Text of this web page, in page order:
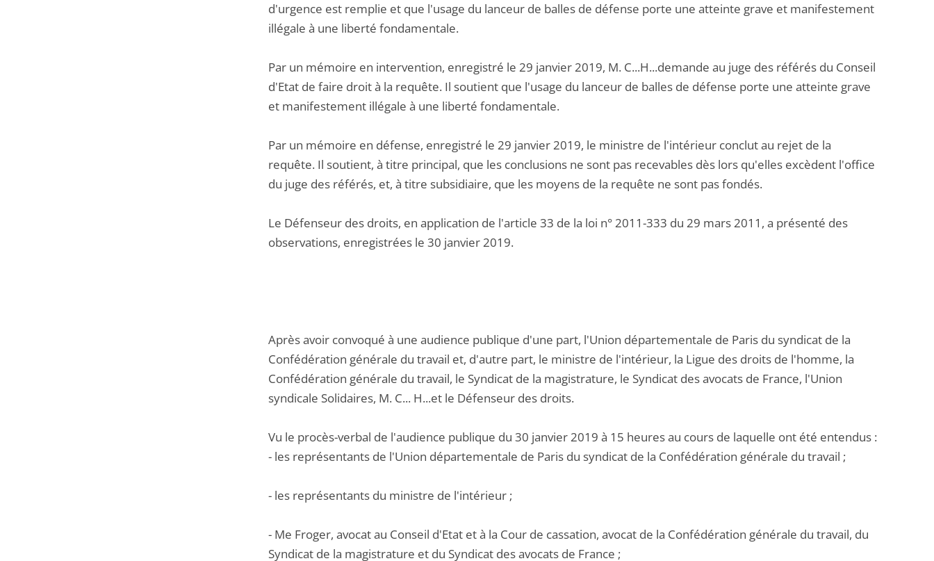
d'urgence est remplie et que l'usage du lanceur de balles de défense porte une atteinte grave et manifestement
illégale à une liberté fondamentale.
Par un mémoire en intervention, enregistré le 29 janvier 2019, M. C...H...demande au juge des référés du Conseil
d'Etat de faire droit à la requête. Il soutient que l'usage du lanceur de balles de défense porte une atteinte grave
et manifestement illégale à une liberté fondamentale.
Par un mémoire en défense, enregistré le 29 janvier 2019, le ministre de l'intérieur conclut au rejet de la
requête. Il soutient, à titre principal, que les conclusions ne sont pas recevables dès lors qu'elles excèdent l'office
du juge des référés, et, à titre subsidiaire, que les moyens de la requête ne sont pas fondés.
Le Défenseur des droits, en application de l'article 33 de la loi n° 2011-333 du 29 mars 2011, a présenté des
observations, enregistrées le 30 janvier 2019.
Après avoir convoqué à une audience publique d'une part, l'Union départementale de Paris du syndicat de la
Confédération générale du travail et, d'autre part, le ministre de l'intérieur, la Ligue des droits de l'homme, la
Confédération générale du travail, le Syndicat de la magistrature, le Syndicat des avocats de France, l'Union
syndicale Solidaires, M. C... H...et le Défenseur des droits.
Vu le procès-verbal de l'audience publique du 30 janvier 2019 à 15 heures au cours de laquelle ont été entendus :
- les représentants de l'Union départementale de Paris du syndicat de la Confédération générale du travail ;
- les représentants du ministre de l'intérieur ;
- Me Froger, avocat au Conseil d'Etat et à la Cour de cassation, avocat de la Confédération générale du travail, du
Syndicat de la magistrature et du Syndicat des avocats de France ;